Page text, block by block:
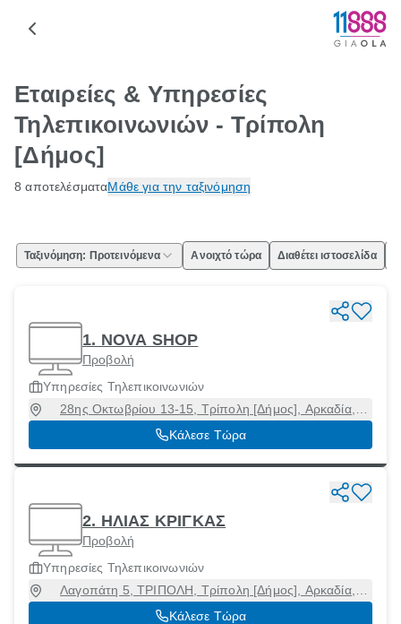
Εταιρείες & Υπηρεσίες
Τηλεπικοινωνιών - Τρίπολη
[Δήμος]
8 αποτελέσματαΜάθε για την ταξινόμηση
Ταξινόμηση: Προτεινόμενα Ανοιχτό τώρα Διαθέτει ιστοσελίδα
1. NOVA SHOP
Προβολή
Υπηρεσίες Τηλεπικοινωνιών
28ης Οκτωβρίου 13-15, Τρίπολη [Δήμος], Αρκαδία,
22100
Κάλεσε Τώρα
2. ΗΛΙΑΣ ΚΡΙΓΚΑΣ
Προβολή
Υπηρεσίες Τηλεπικοινωνιών
Λαγοπάτη 5, ΤΡΙΠΟΛΗ, Τρίπολη [Δήμος], Αρκαδία,
22100
Κάλεσε Τώρα